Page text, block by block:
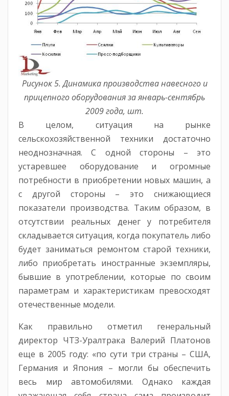
Рисунок 5. Динамика производства навесного и
прицепного оборудования за январь-сентябрь
2009 года, шт.
В целом, ситуация на рынке
сельскохозяйственной техники достаточно
неоднозначная. С одной стороны – это
устаревшее оборудование и огромные
потребности в приобретении новых машин, а
с другой стороны – это снижающиеся
показатели производства. Таким образом, в
отсутствии реальных денег у потребителя
складывается ситуация, когда покупатель либо
будет заниматься ремонтом старой техники,
либо приобретать иностранные экземпляры,
бывшие в употреблении, которые по своим
параметрам и характеристикам превосходят
отечественные модели.
Как правильно отметил генеральный
директор ЧТЗ-Уралтрака Валерий Платонов
еще в 2005 году: «по сути три страны – США,
Германия и Япония – могли бы обеспечить
весь мир автомобилями. Однако каждая